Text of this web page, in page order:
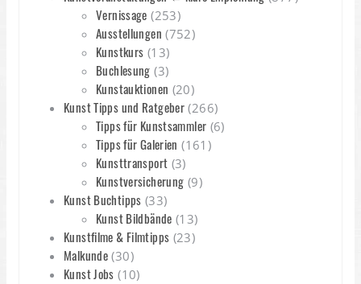
Vernissage (253)
Ausstellungen (752)
Kunstkurs (13)
Buchlesung (3)
Kunstauktionen (20)
Kunst Tipps und Ratgeber (266)
Tipps für Kunstsammler (6)
Tipps für Galerien (161)
Kunsttransport (3)
Kunstversicherung (9)
Kunst Buchtipps (33)
Kunst Bildbände (13)
Kunstfilme & Filmtipps (23)
Malkunde (30)
Kunst Jobs (10)